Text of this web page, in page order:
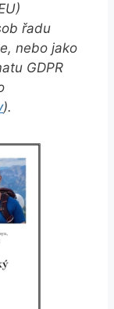
řadu
nebo jako
GDPR
).